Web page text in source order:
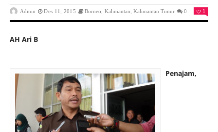
Admin Des 11, 2015 Borneo Kalimantan ,Kalimantan Timur 0 1
AH Ari B
Penajam,